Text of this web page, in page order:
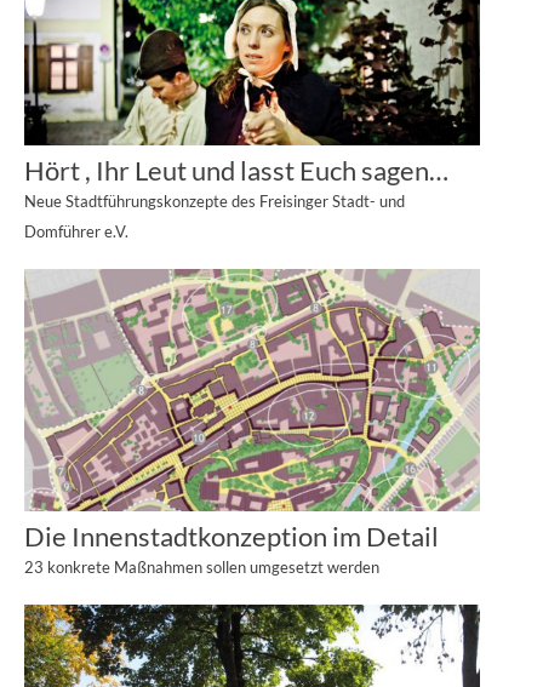
Hört , Ihr Leut und lasst Euch sagen…
Neue Stadtführungskonzepte des Freisinger Stadt- und
Domführer e.V.
Die Innenstadtkonzeption im Detail
23 konkrete Maßnahmen sollen umgesetzt werden